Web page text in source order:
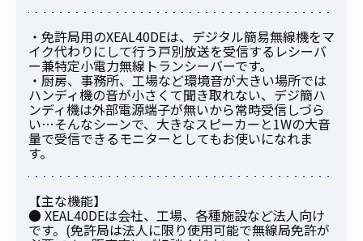
・免許局用のXEAL40DEは、デジタル簡易無線機をマ
イク代わりにして行う戸別放送を受信するレシーバ
ー兼特定小電力無線トランシーバーです。
・厨房、事務所、工場など環境音が大きい場所では
ハンディ機の音が小さくて聞き取れない、デジ簡ハ
ンディ機は外部電源端子が無いから常時受信しづら
い…そんなシーンで、大きなスピーカーと1Wの大音
量で受信できるモニターとしてもお使いになれま
す。
【主な機能】
● XEAL40DEは会社、工場、各種施設など法人向け
です。(免許局は法人に限り使用可能で無線局免許が